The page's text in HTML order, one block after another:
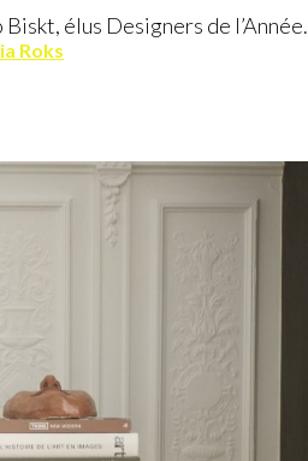
élus Designers de l’Année.
Roks